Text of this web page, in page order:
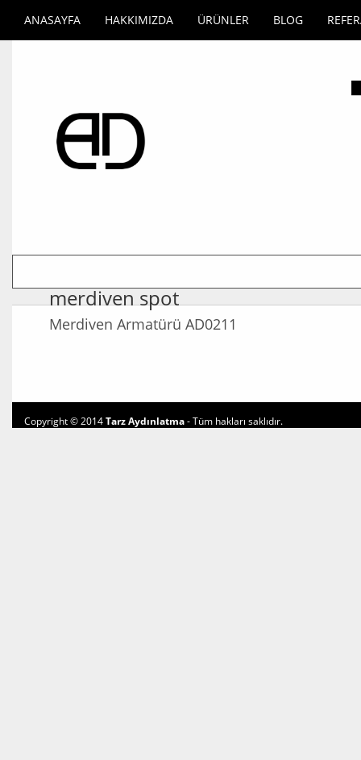
ANASAYFA HAKKIMIZDA ÜRÜNLER BLOG
merdiven spot
Merdiven Armatürü AD0211
Copyright © 2014Tarz Aydınlatma- Tüm hakları saklıdır.